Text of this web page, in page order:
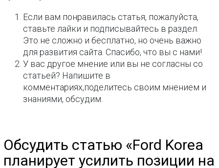
Если вам понравилась статья, пожалуйста,
ставьте лайки и подписывайтесь в раздел.
Это не сложно и бесплатно, но очень важно
для развития сайта. Спасибо, что вы с нами!
У вас другое мнение или вы не согласны со
статьей? Напишите в
комментариях,поделитесь своим мнением и
знаниями, обсудим.
Обсудить статью «Ford Korea
планирует усилить позиции на